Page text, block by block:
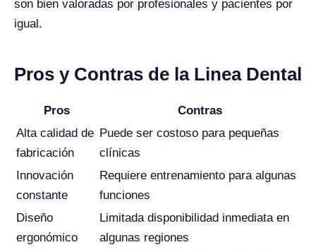
son bien valoradas por profesionales y pacientes por
igual.
Pros y Contras de la Linea Dental
Pros
Contras
Alta calidad de
fabricación
Puede ser costoso para pequeñas
clínicas
Innovación
constante
Requiere entrenamiento para algunas
funciones
Diseño
ergonómico
Limitada disponibilidad inmediata en
algunas regiones